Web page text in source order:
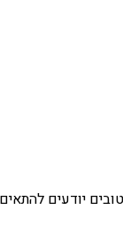
יודעים